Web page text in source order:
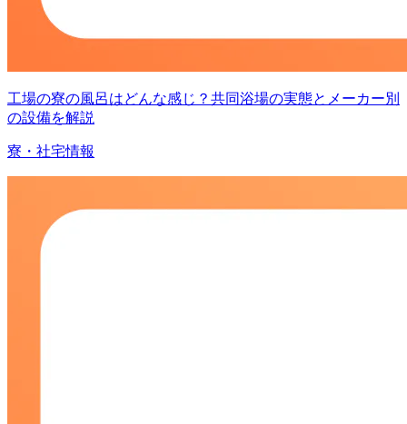
工場の寮の風呂はどんな感じ？共同浴場の実態とメーカー別
の設備を解説
寮・社宅情報